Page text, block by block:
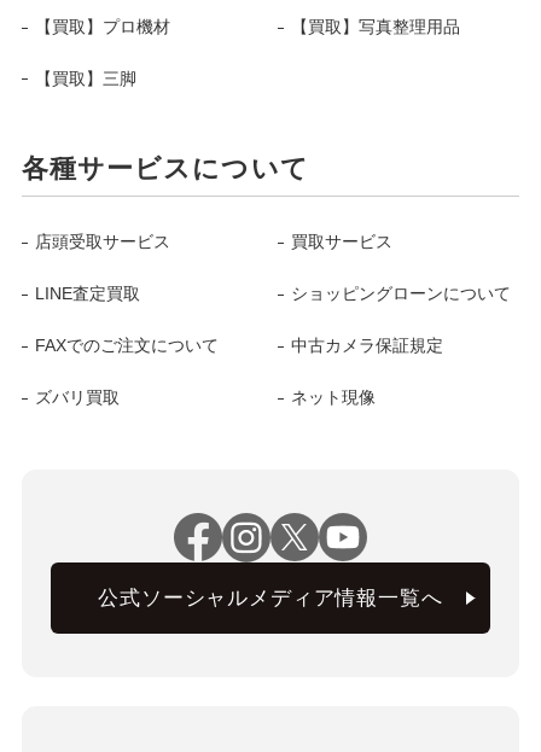
【買取】プロ機材 【買取】写真整理用品
【買取】三脚
各種サービスについて
店頭受取サービス 買取サービス
LINE査定買取 ショッピングローンについて
FAXでのご注文について 中古カメラ保証規定
ズバリ買取 ネット現像
公式ソーシャルメディア情報一覧へ